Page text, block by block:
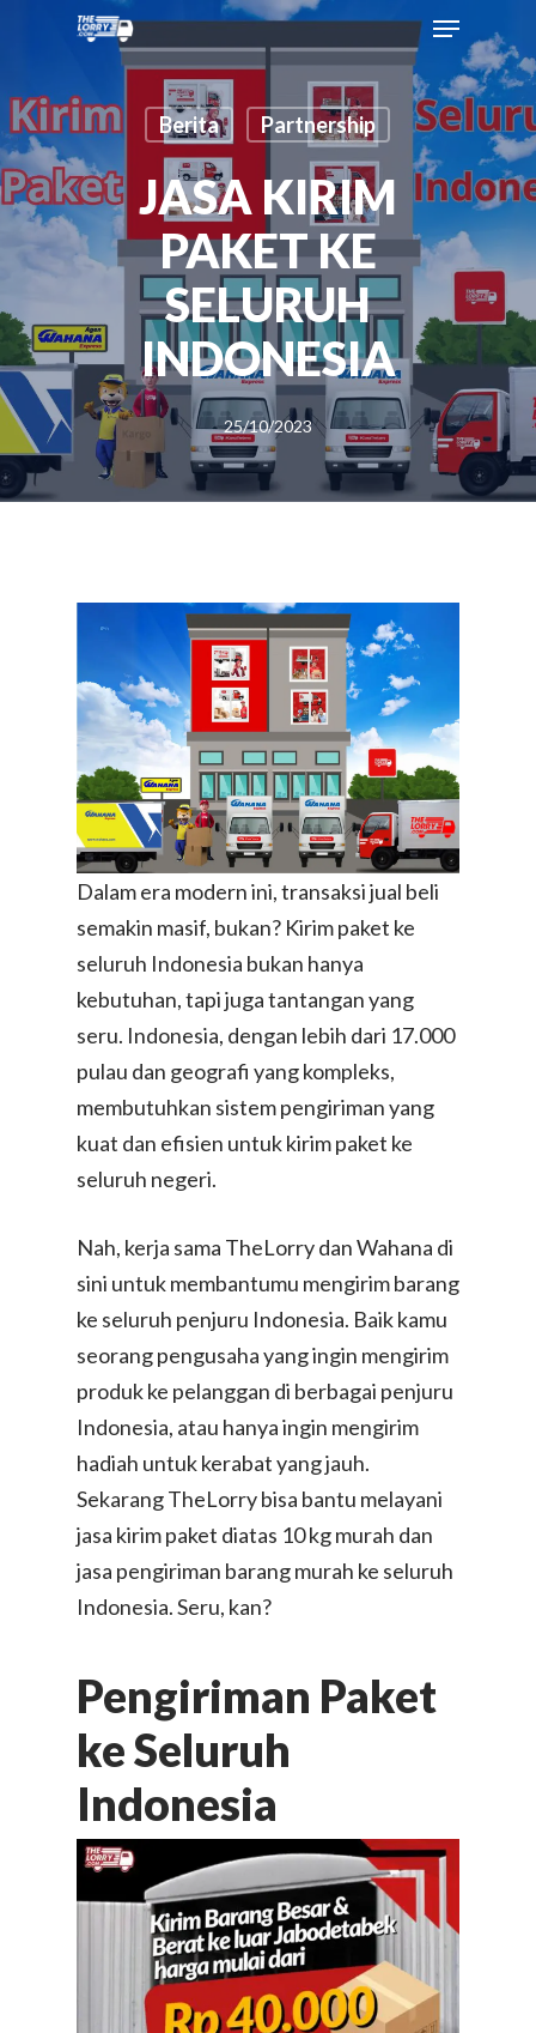
Berita Partnership
JASA KIRIM
PAKET KE
SELURUH
INDONESIA
25/10/2023
Dalam era modern ini, transaksi jual beli
semakin masif, bukan? Kirim paket ke
seluruh Indonesia bukan hanya
kebutuhan, tapi juga tantangan yang
seru. Indonesia, dengan lebih dari 17.000
pulau dan geografi yang kompleks,
membutuhkan sistem pengiriman yang
kuat dan efisien untuk kirim paket ke
seluruh negeri.
Nah, kerja sama TheLorry dan Wahana di
sini untuk membantumu mengirim barang
ke seluruh penjuru Indonesia. Baik kamu
seorang pengusaha yang ingin mengirim
produk ke pelanggan di berbagai penjuru
Indonesia, atau hanya ingin mengirim
hadiah untuk kerabat yang jauh.
Sekarang TheLorry bisa bantu melayani
jasa kirim paket diatas 10 kg murah dan
jasa pengiriman barang murah ke seluruh
Indonesia. Seru, kan?
Pengiriman Paket
ke Seluruh
Indonesia